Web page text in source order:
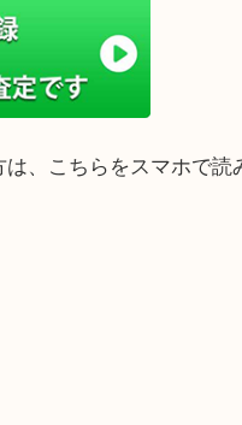
だち登録お願いしま
こちらをタップ↓
方は、こちらをスマホ